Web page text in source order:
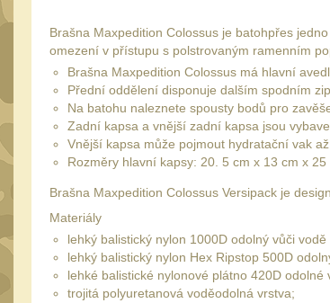
Brašna Maxpedition Colossus je batohpřes
omezení v přístupu s polstrovaným ramenním
Brašna Maxpedition Colossus má hlavní
Přední oddělení disponuje dalším spodním
Na batohu naleznete spousty bodů pro
Zadní kapsa a vnější zadní kapsa jsou
Vnější kapsa může pojmout hydratační vak
Rozměry hlavní kapsy: 20. 5 cm x 13 cm x 25
Brašna Maxpedition Colossus Versipack je
Materiály
lehký balistický nylon 1000D odolný vůči
lehký balistický nylon Hex Ripstop 500D
lehké balistické nylonové plátno 420D odolné
trojitá polyuretanová voděodolná vrstva;